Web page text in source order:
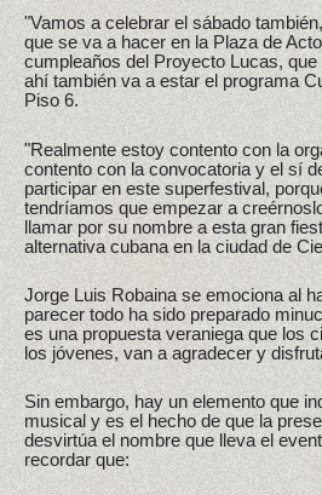
"Vamos a celebrar el sábado
que se va a hacer en la Plaza de
cumpleaños del Proyecto Lucas,
ahí también va a estar el programa
Piso 6.
"Realmente estoy contento con la
contento con la convocatoria y el sí
participar en este superfestival,
tendríamos que empezar a
llamar por su nombre a esta gran
alternativa cubana en la ciudad de
Jorge Luis Robaina se emociona al
parecer todo ha sido preparado
es una propuesta veraniega que los
los jóvenes, van a agradecer y
Sin embargo, hay un elemento que
musical y es el hecho de que la
desvirtúa el nombre que lleva el
recordar que: